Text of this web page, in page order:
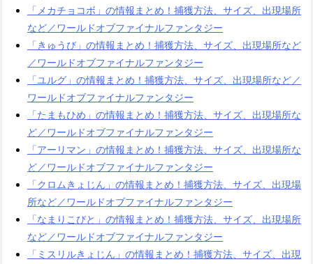
「メカチョコボ」の情報まとめ！捕獲方法、サイズ、出現場所
など／ワールドオブファイナルファンタジー
「きゅうび」の情報まとめ！捕獲方法、サイズ、出現場所など
／ワールドオブファイナルファンタジー
「ユルグ」の情報まとめ！捕獲方法、サイズ、出現場所など／
ワールドオブファイナルファンタジー
「たまもひめ」の情報まとめ！捕獲方法、サイズ、出現場所な
ど／ワールドオブファイナルファンタジー
「アーリマン」の情報まとめ！捕獲方法、サイズ、出現場所な
ど／ワールドオブファイナルファンタジー
「クロムきょじん」の情報まとめ！捕獲方法、サイズ、出現場
所など／ワールドオブファイナルファンタジー
「なまりこびと」の情報まとめ！捕獲方法、サイズ、出現場所
など／ワールドオブファイナルファンタジー
「ミスリルきょじん」の情報まとめ！捕獲方法、サイズ、出現